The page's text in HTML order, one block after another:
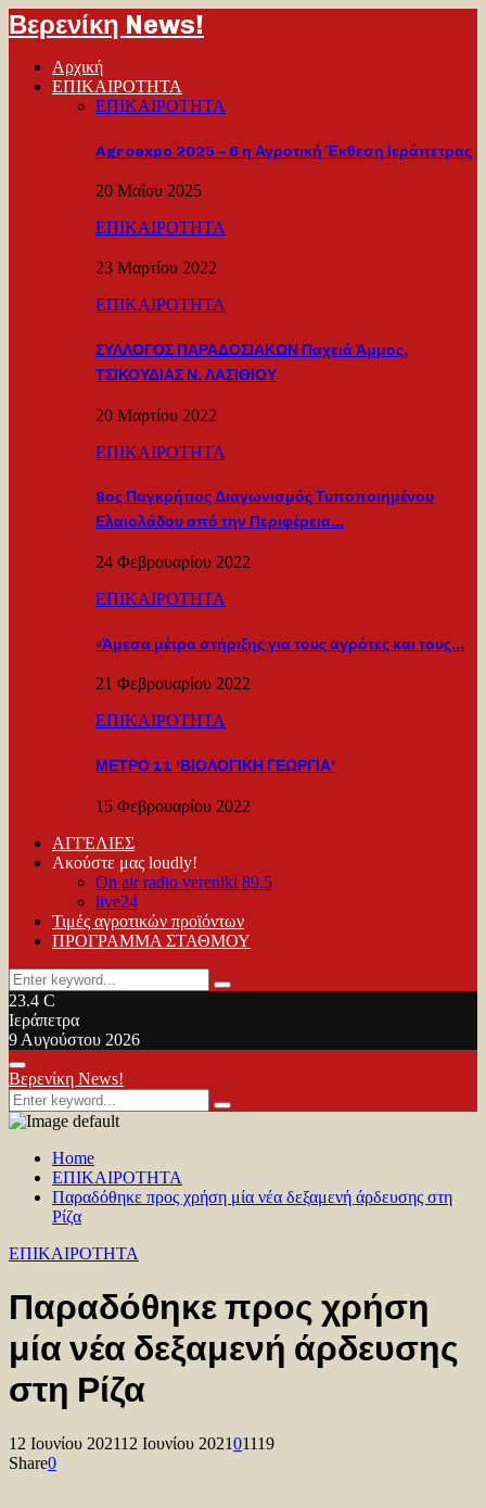
Βερενίκη News!
Αρχική
ΕΠΙΚΑΙΡΟΤΗΤΑ
ΕΠΙΚΑΙΡΟΤΗΤΑ
Agroexpo 2025 – 6 η Αγροτική Έκθεση Ιεράπετρας
20 Μαΐου 2025
ΕΠΙΚΑΙΡΟΤΗΤΑ
23 Μαρτίου 2022
ΕΠΙΚΑΙΡΟΤΗΤΑ
ΣΥΛΛΟΓΟΣ ΠΑΡΑΔΟΣΙΑΚΩΝ Παχειά Άμμος,
ΤΣΙΚΟΥΔΙΑΣ Ν. ΛΑΣΙΘΙΟΥ
20 Μαρτίου 2022
ΕΠΙΚΑΙΡΟΤΗΤΑ
8ος Παγκρήτιος Διαγωνισμός Τυποποιημένου
Ελαιολάδου από την Περιφέρεια…
24 Φεβρουαρίου 2022
ΕΠΙΚΑΙΡΟΤΗΤΑ
«Άμεσα μέτρα στήριξης για τους αγρότες και τους…
21 Φεβρουαρίου 2022
ΕΠΙΚΑΙΡΟΤΗΤΑ
ΜΕΤΡΟ 11 ‘ΒΙΟΛΟΓΙΚΗ ΓΕΩΡΓΙΑ’
15 Φεβρουαρίου 2022
ΑΓΓΕΛΙΕΣ
Ακούστε μας loudly!
On air radio vereniki 89.5
live24
Τιμές αγροτικών προϊόντων
ΠΡΟΓΡΑΜΜΑ ΣΤΑΘΜΟΥ
Search
for:
Search
23.4 C
Ιεράπετρα
9 Αυγούστου 2026
Facebook
Twitter
Youtube
Primary
Menu
Βερενίκη News!
Search
for:
Search
Home
ΕΠΙΚΑΙΡΟΤΗΤΑ
Παραδόθηκε προς χρήση μία νέα δεξαμενή άρδευσης στη
Ρίζα
ΕΠΙΚΑΙΡΟΤΗΤΑ
Παραδόθηκε προς χρήση
μία νέα δεξαμενή άρδευσης
στη Ρίζα
12 Ιουνίου 202112 Ιουνίου 202101119
Share0